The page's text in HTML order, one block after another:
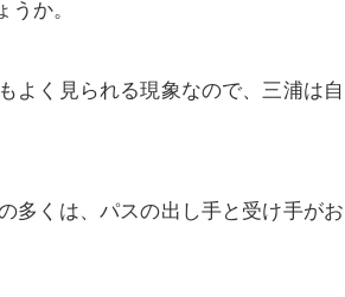
か。
よく見られる現象なので、三浦は自
多くは、パスの出し手と受け手がお